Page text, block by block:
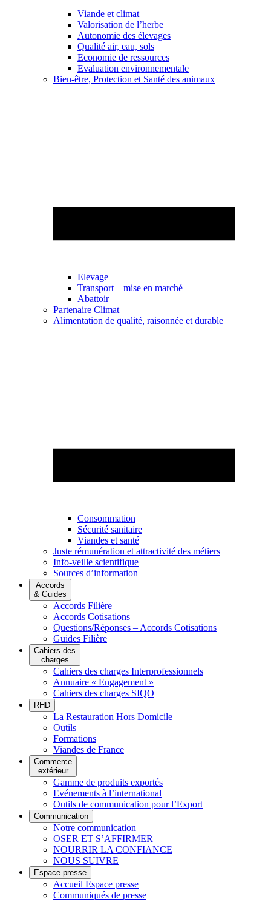
Viande et climat
Valorisation de l’herbe
Autonomie des élevages
Qualité air, eau, sols
Economie de ressources
Evaluation environnementale
Bien-être, Protection et Santé des animaux
Elevage
Transport – mise en marché
Abattoir
Partenaire Climat
Alimentation de qualité, raisonnée et durable
Consommation
Sécurité sanitaire
Viandes et santé
Juste rémunération et attractivité des métiers
Info-veille scientifique
Sources d’information
Accords
& Guides
Accords Filière
Accords Cotisations
Questions/Réponses – Accords Cotisations
Guides Filière
Cahiers des
charges
Cahiers des charges Interprofessionnels
Annuaire « Engagement »
Cahiers des charges SIQO
RHD
La Restauration Hors Domicile
Outils
Formations
Viandes de France
Commerce
extérieur
Gamme de produits exportés
Evénements à l’international
Outils de communication pour l’Export
Communication
Notre communication
OSER ET S’AFFIRMER
NOURRIR LA CONFIANCE
NOUS SUIVRE
Espace presse
Accueil Espace presse
Communiqués de presse